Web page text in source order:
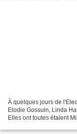
À quelques jours de
Elodie Gossuin, Linda
Elles ont toutes étaient